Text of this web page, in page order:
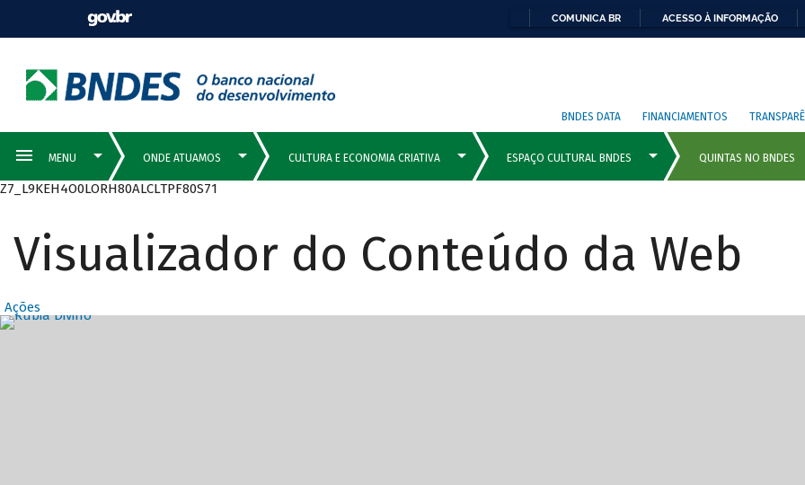
COMUNICA BR ACESSO À INFORMAÇÃO
BNDES DATA FINANCIAMENTOS
Z7_L9KEH4O0LORH80ALCLTPF80S71
Visualizador do Conteúdo da Web
Ações
Destaques Principais com